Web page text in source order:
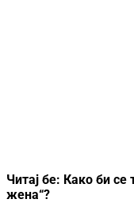
Читај бе: Како би се
жена“?